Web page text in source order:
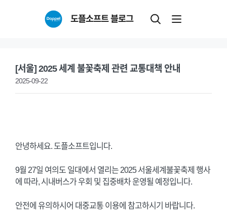
도플소프트 블로그
[서울] 2025 세계 불꽃축제 관련 교통대책 안내
2025-09-22
안녕하세요. 도플소프트입니다.
9월 27일 여의도 일대에서 열리는 2025 서울세계불꽃축제 행사
에 따라, 시내버스가 우회 및 집중배차 운영될 예정입니다.
안전에 유의하시어 대중교통 이용에 참고하시기 바랍니다.